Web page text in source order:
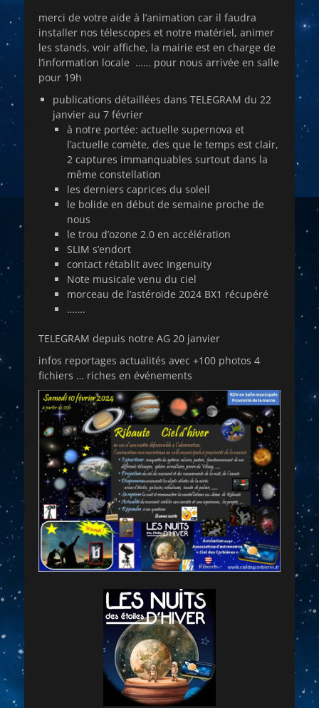
merci de votre aide à l’animation car il faudra
installer nos télescopes et notre matériel, animer
les stands, voir affiche, la mairie est en charge de
l’information locale …… pour nous arrivée en salle
pour 19h
publications détaillées dans TELEGRAM du 22
janvier au 7 février
à notre portée: actuelle supernova et
l’actuelle comète, des que le temps est clair,
2 captures immanquables surtout dans la
même constellation
les derniers caprices du soleil
le bolide en début de semaine proche de
nous
le trou d’ozone 2.0 en accélération
SLIM s’endort
contact rétablit avec Ingenuity
Note musicale venu du ciel
morceau de l’astéroïde 2024 BX1 récupéré
…….
TELEGRAM depuis notre AG 20 janvier
infos reportages actualités avec +100 photos 4
fichiers … riches en événements